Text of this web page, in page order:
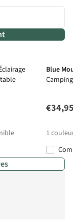
Blue
€34,95
1